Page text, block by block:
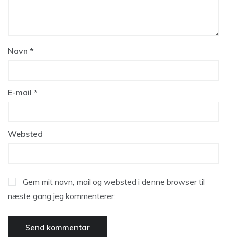
Navn *
E-mail *
Websted
Gem mit navn, mail og websted i denne browser til
næste gang jeg kommenterer.